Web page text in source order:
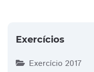
Exercícios
Exercício 2017